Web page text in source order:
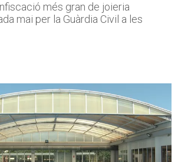
més gran de joieria
mai per la Guàrdia Civil a les